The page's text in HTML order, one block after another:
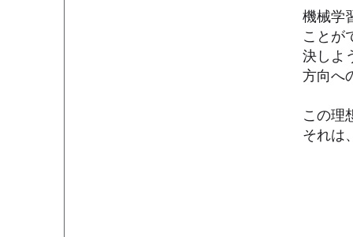
機械学
ことが
決しよ
方向へ
この理
それは